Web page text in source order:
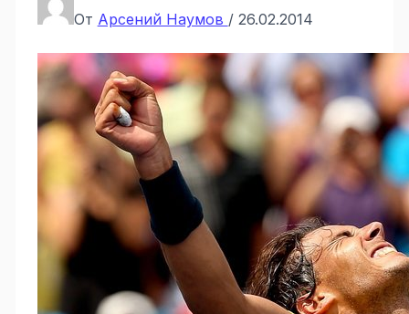
От Арсений Наумов / 26.02.2014